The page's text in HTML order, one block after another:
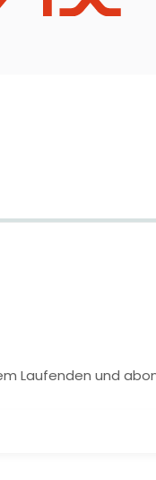
Laufenden und